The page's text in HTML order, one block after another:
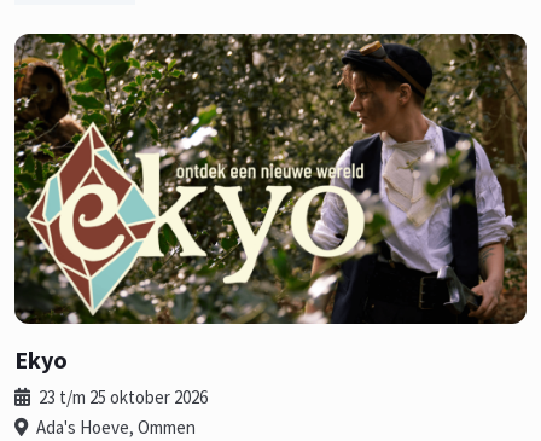
Ekyo
23 t/m 25 oktober 2026
Ada's Hoeve, Ommen